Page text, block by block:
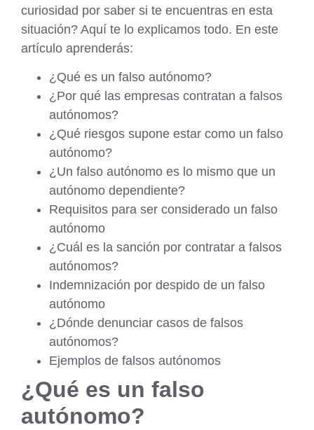
curiosidad por saber si te encuentras en esta
situación? Aquí te lo explicamos todo. En este
artículo aprenderás:
¿Qué es un falso autónomo?
¿Por qué las empresas contratan a falsos
autónomos?
¿Qué riesgos supone estar como un falso
autónomo?
¿Un falso autónomo es lo mismo que un
autónomo dependiente?
Requisitos para ser considerado un falso
autónomo
¿Cuál es la sanción por contratar a falsos
autónomos?
Indemnización por despido de un falso
autónomo
¿Dónde denunciar casos de falsos
autónomos?
Ejemplos de falsos autónomos
¿Qué es un falso
autónomo?